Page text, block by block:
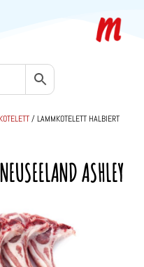
KOTELETT/ LAMMKOTELETT HALBIERT
ASHLEY